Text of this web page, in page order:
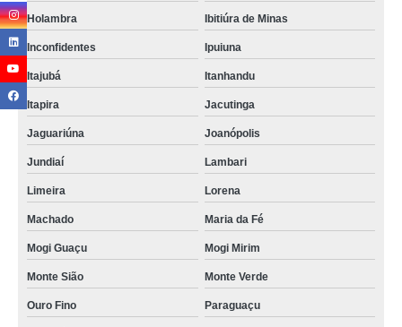
Holambra Ibitiúra de Minas
Inconfidentes Ipuiuna
Itajubá Itanhandu
Itapira Jacutinga
Jaguariúna Joanópolis
Jundiaí Lambari
Limeira Lorena
Machado Maria da Fé
Mogi Guaçu Mogi Mirim
Monte Sião Monte Verde
Ouro Fino Paraguaçu